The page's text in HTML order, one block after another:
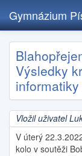
Přejít
hlavnímu
obsahu
Gymnázium
Výsledky
Vložil uživatel
V úterý
kolo v soutěži